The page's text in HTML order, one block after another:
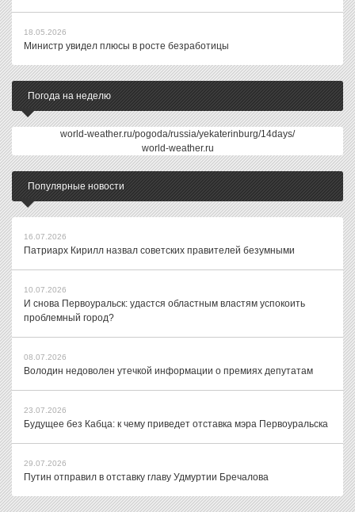
18.05.2026
Министр увидел плюсы в росте безработицы
Погода на неделю
world-weather.ru/pogoda/russia/yekaterinburg/14days/
world-weather.ru
Популярные новости
16.07.2026
Патриарх Кирилл назвал советских правителей безумными
10.07.2026
И снова Первоуральск: удастся областным властям успокоить
проблемный город?
08.07.2026
Володин недоволен утечкой информации о премиях депутатам
23.07.2026
Будущее без Кабца: к чему приведет отставка мэра Первоуральска
29.07.2026
Путин отправил в отставку главу Удмуртии Бречалова